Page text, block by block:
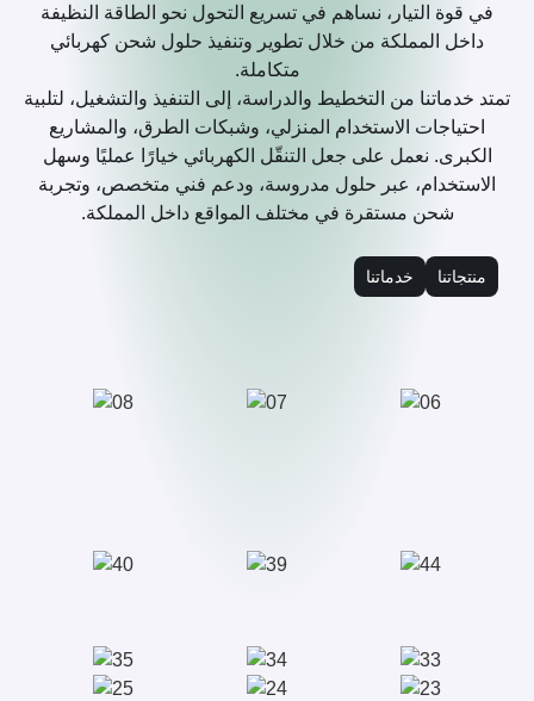
في قوة التيار، نساهم في تسريع التحول نحو الطاقة النظيفة
داخل المملكة من خلال تطوير وتنفيذ حلول شحن كهربائي
متكاملة.
تمتد خدماتنا من التخطيط والدراسة، إلى التنفيذ والتشغيل، لتلبية
احتياجات الاستخدام المنزلي، وشبكات الطرق، والمشاريع
الكبرى. نعمل على جعل التنقّل الكهربائي خيارًا عمليًا وسهل
الاستخدام، عبر حلول مدروسة، ودعم فني متخصص، وتجربة
شحن مستقرة في مختلف المواقع داخل المملكة.
منتجاتنا خدماتنا